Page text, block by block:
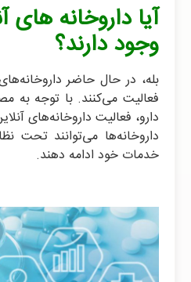
آیا داروخانه های
وجود دارند؟
بله، در حال حاضر
فعالیت می‌کنند. با توجه به
دارو، فعالیت داروخانه‌های
داروخانه‌ها می‌توانند تحت
خدمات خود ادامه دهند.